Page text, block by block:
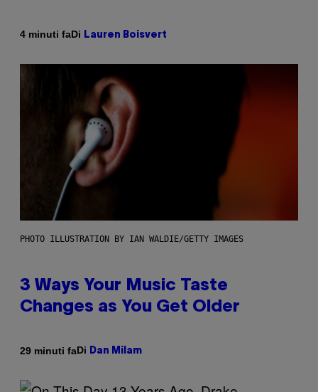
4 minuti faDi Lauren Boisvert
PHOTO ILLUSTRATION BY IAN WALDIE/GETTY IMAGES
3 Ways Your Music Taste
Changes as You Get Older
29 minuti faDi Dan Milam